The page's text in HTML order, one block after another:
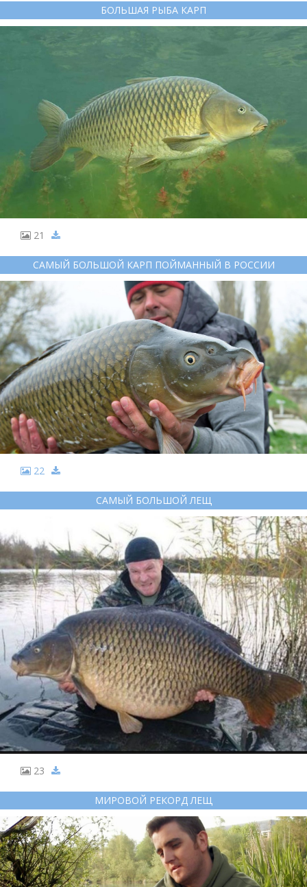
БОЛЬШАЯ РЫБА КАРП
21
САМЫЙ БОЛЬШОЙ КАРП ПОЙМАННЫЙ В РОССИИ
22
САМЫЙ БОЛЬШОЙ ЛЕЩ
23
МИРОВОЙ РЕКОРД ЛЕЩ